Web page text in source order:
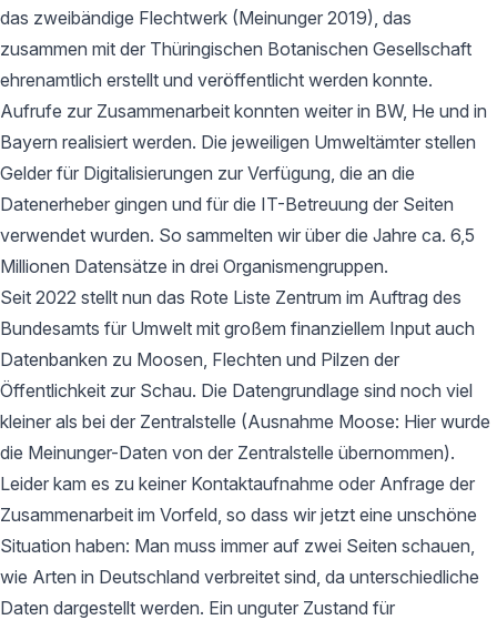
das zweibändige Flechtwerk (Meinunger 2019), das
zusammen mit der Thüringischen Botanischen Gesellschaft
ehrenamtlich erstellt und veröffentlicht werden konnte.
Aufrufe zur Zusammenarbeit konnten weiter in BW, He und in
Bayern realisiert werden. Die jeweiligen Umweltämter stellen
Gelder für Digitalisierungen zur Verfügung, die an die
Datenerheber gingen und für die IT-Betreuung der Seiten
verwendet wurden. So sammelten wir über die Jahre ca. 6,5
Millionen Datensätze in drei Organismengruppen.
Seit 2022 stellt nun das Rote Liste Zentrum im Auftrag des
Bundesamts für Umwelt mit großem finanziellem Input auch
Datenbanken zu Moosen, Flechten und Pilzen der
Öffentlichkeit zur Schau. Die Datengrundlage sind noch viel
kleiner als bei der Zentralstelle (Ausnahme Moose: Hier wurde
die Meinunger-Daten von der Zentralstelle übernommen).
Leider kam es zu keiner Kontaktaufnahme oder Anfrage der
Zusammenarbeit im Vorfeld, so dass wir jetzt eine unschöne
Situation haben: Man muss immer auf zwei Seiten schauen,
wie Arten in Deutschland verbreitet sind, da unterschiedliche
Daten dargestellt werden. Ein unguter Zustand für